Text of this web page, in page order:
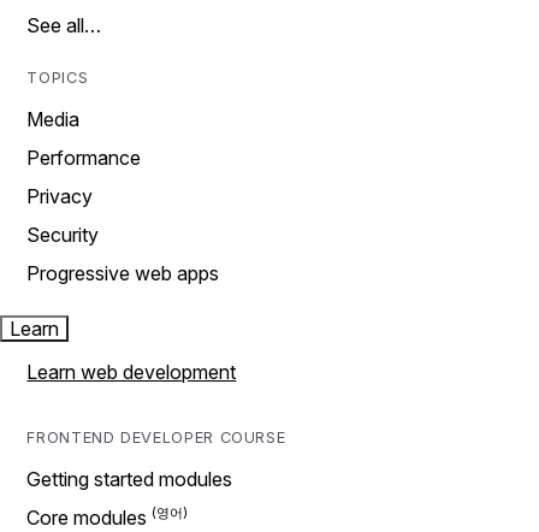
See all…
TOPICS
Media
Performance
Privacy
Security
Progressive web apps
Learn
Learn web development
FRONTEND DEVELOPER COURSE
Getting started modules
Core modules